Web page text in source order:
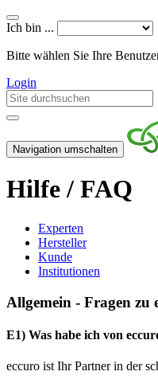
Ich bin ...
Bitte wählen Sie Ihre
Login
Navigation umschalten
Hilfe / FAQ
Experten
Hersteller
Kunde
Institutionen
Allgemein - Fragen zu
E1) Was habe ich von
eccuro ist Ihr Partner in der